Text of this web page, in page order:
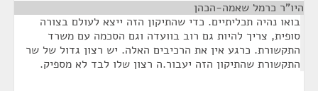
היו"ר כרמל שאמה-הכהן
בואו נהיה תכליתיים. כדי שהתיקון הזה ייצא לעולם בצורה
סופית, צריך להיות גם רוב בוועדה וגם הסכמה עם משרד
התקשורת. כרגע אין את הרכיבים האלה. יש רצון גדול של שר
התקשורת שהתיקון הזה יעבור.ה רצון שלו לבד לא מספיק.